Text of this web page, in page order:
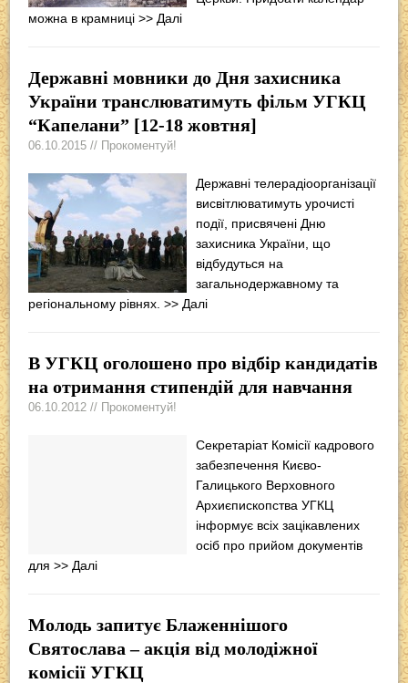
можна в крамниці>> Далі
Державні мовники до Дня захисника
України транслюватимуть фільм УГКЦ
“Капелани” [12-18 жовтня]
06.10.2015 // Прокоментуй!
Державні телерадіоорганізації
висвітлюватимуть урочисті
події, присвячені Дню
захисника України, що
відбудуться на
загальнодержавному та
регіональному рівнях.>> Далі
В УГКЦ оголошено про відбір кандидатів
на отримання стипендій для навчання
06.10.2012 // Прокоментуй!
Секретаріат Комісії кадрового
забезпечення Києво-
Галицького Верховного
Архиєпископства УГКЦ
інформує всіх зацікавлених
осіб про прийом документів
для>> Далі
Молодь запитує Блаженнішого
Святослава – акція від молодіжної
комісії УГКЦ